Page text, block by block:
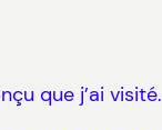
que j’ai visité.